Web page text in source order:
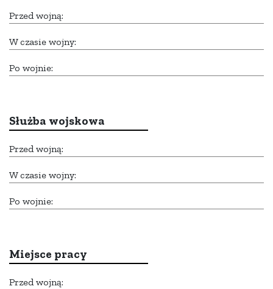
Przed wojną:
W czasie wojny:
Po wojnie:
Służba wojskowa
Przed wojną:
W czasie wojny:
Po wojnie:
Miejsce pracy
Przed wojną: